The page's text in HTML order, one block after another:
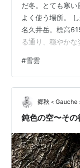
だ冬。とても寒
よく使う場所。
名久井岳。標高
る通り、穏やか
名久井岳方面で
少し。頑張りまし
#雪雲
郷秋＜Gauche
鈍色の空〜その